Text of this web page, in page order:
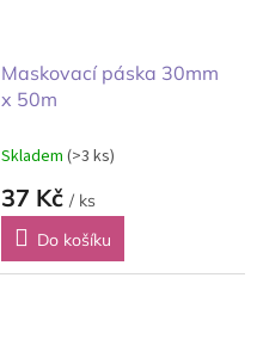
Maskovací páska 30mm
x 50m
Skladem (>3 ks)
37 Kč / ks
Do košíku